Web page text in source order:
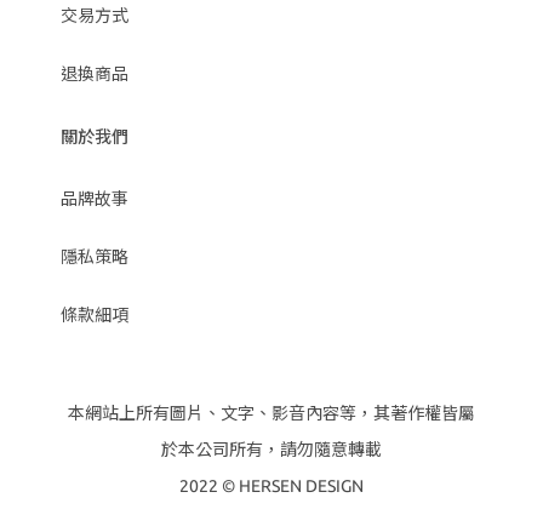
交易方式
退換商品
關於我們
品牌故事
隱私策略
條款細項
本網站上所有圖片、文字、影音內容等，其著作權皆屬
於本公司所有，請勿隨意轉載
2022 © HERSEN DESIGN